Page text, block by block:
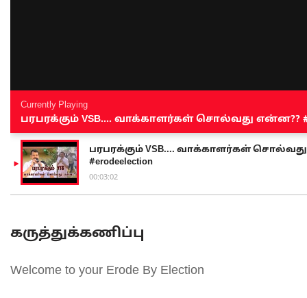
Currently Playing
பரபரக்கும் VSB.... வாக்காளர்கள் சொல்வது என்ன??
பரபரக்கும் VSB.... வாக்காளர்கள் சொல்வது
#erodeelection
00:03:02
கருத்துக்கணிப்பு
Welcome to your Erode By Election